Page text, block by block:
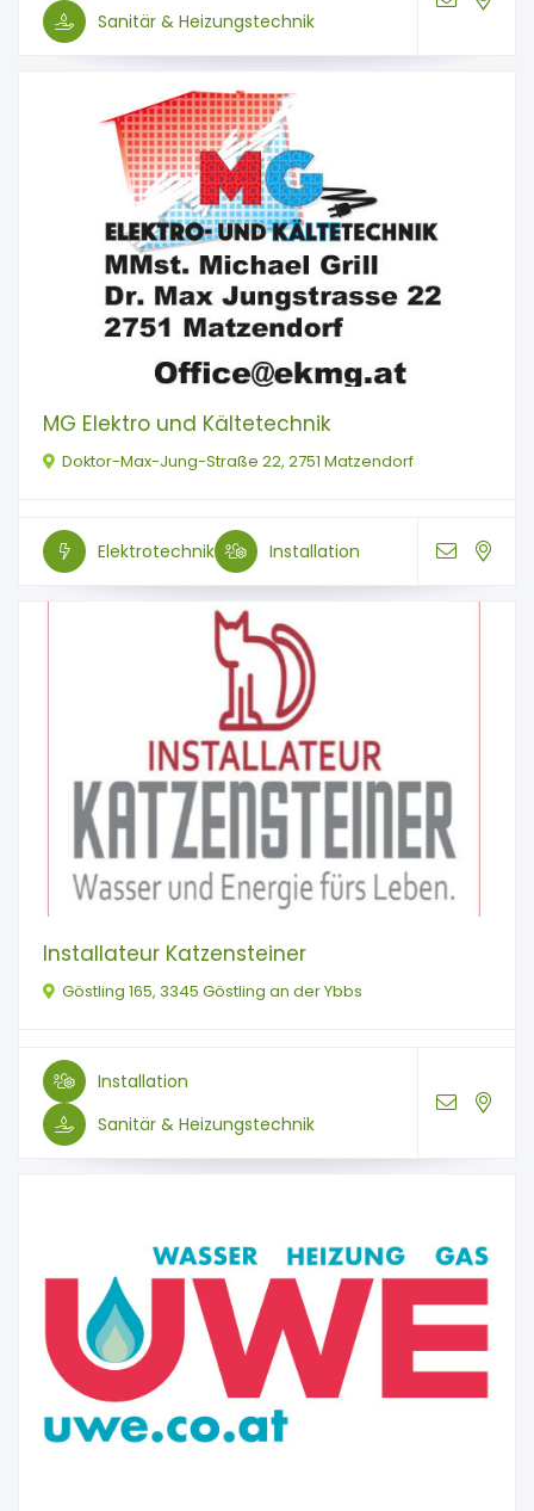
Sanitär & Heizungstechnik
MG Elektro und Kältetechnik
Doktor-Max-Jung-Straße 22, 2751 Matzendorf
Elektrotechnik Installation
Installateur Katzensteiner
Göstling 165, 3345 Göstling an der Ybbs
Installation
Sanitär & Heizungstechnik